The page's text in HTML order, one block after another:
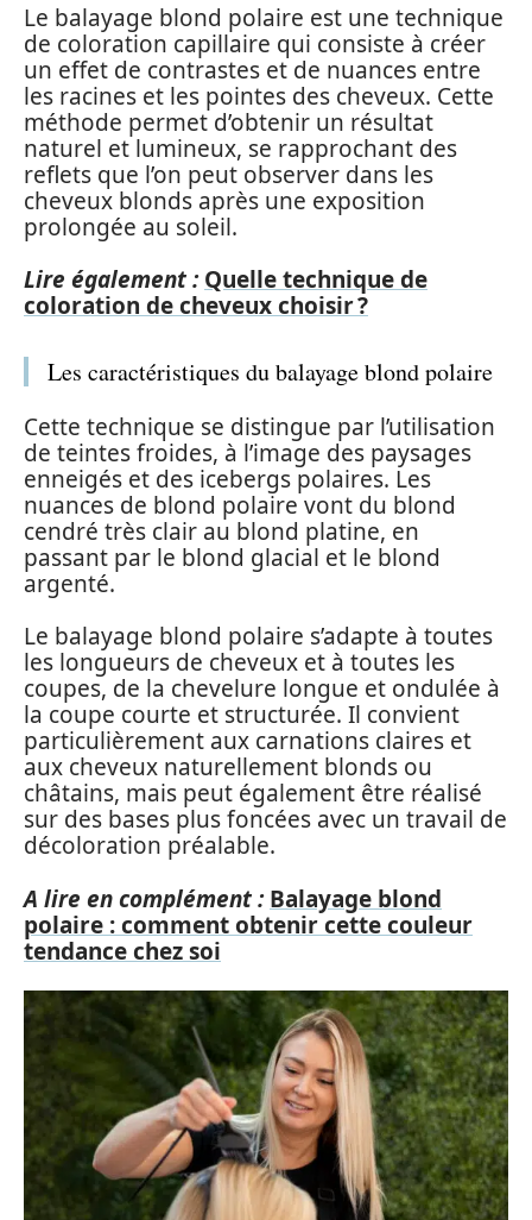
Le balayage blond polaire est une technique
de coloration capillaire qui consiste à créer
un effet de contrastes et de nuances entre
les racines et les pointes des cheveux. Cette
méthode permet d’obtenir un résultat
naturel et lumineux, se rapprochant des
reflets que l’on peut observer dans les
cheveux blonds après une exposition
prolongée au soleil.
Lire également : Quelle technique de
coloration de cheveux choisir ?
Les caractéristiques du balayage blond polaire
Cette technique se distingue par l’utilisation
de teintes froides, à l’image des paysages
enneigés et des icebergs polaires. Les
nuances de blond polaire vont du blond
cendré très clair au blond platine, en
passant par le blond glacial et le blond
argenté.
Le balayage blond polaire s’adapte à toutes
les longueurs de cheveux et à toutes les
coupes, de la chevelure longue et ondulée à
la coupe courte et structurée. Il convient
particulièrement aux carnations claires et
aux cheveux naturellement blonds ou
châtains, mais peut également être réalisé
sur des bases plus foncées avec un travail de
décoloration préalable.
A lire en complément : Balayage blond
polaire : comment obtenir cette couleur
tendance chez soi